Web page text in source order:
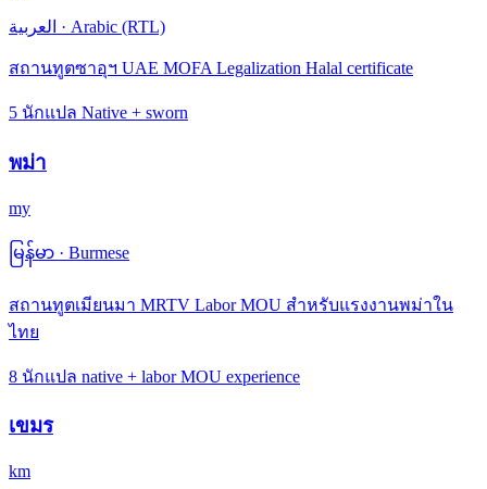
العربية · Arabic (RTL)
สถานทูตซาอุฯ UAE MOFA Legalization Halal certificate
5 นักแปล Native + sworn
พม่า
my
မြန်မာ · Burmese
สถานทูตเมียนมา MRTV Labor MOU สำหรับแรงงานพม่าใน
ไทย
8 นักแปล native + labor MOU experience
เขมร
km